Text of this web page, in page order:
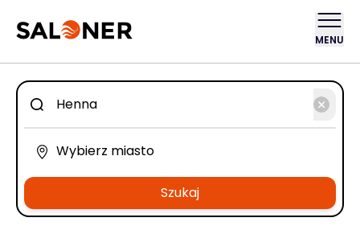
MENU
Szukaj